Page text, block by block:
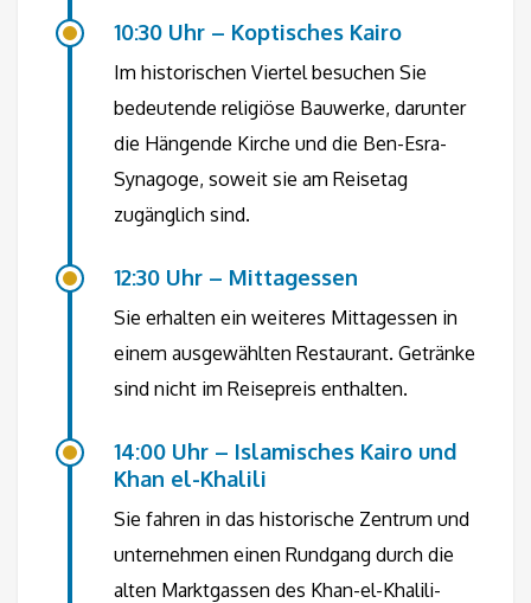
10:30 Uhr – Koptisches Kairo
Im historischen Viertel besuchen Sie
bedeutende religiöse Bauwerke, darunter
die Hängende Kirche und die Ben-Esra-
Synagoge, soweit sie am Reisetag
zugänglich sind.
12:30 Uhr – Mittagessen
Sie erhalten ein weiteres Mittagessen in
einem ausgewählten Restaurant. Getränke
sind nicht im Reisepreis enthalten.
14:00 Uhr – Islamisches Kairo und
Khan el-Khalili
Sie fahren in das historische Zentrum und
unternehmen einen Rundgang durch die
alten Marktgassen des Khan-el-Khalili-